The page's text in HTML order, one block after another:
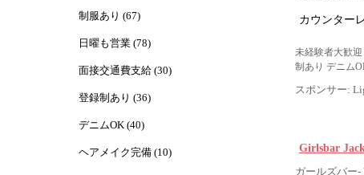
制服あり (67)
日曜も営業 (78)
面接交通費支給 (30)
登録制あり (36)
デニムOK (40)
ヘアメイク完備 (10)
カウンター
未経験者大歓
制あり デニム
スポンサー:
Girlsbar
ガールズバー-